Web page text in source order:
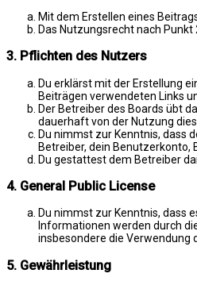
Mit dem Erstellen eines
Das Nutzungsrecht nach
3. Pflichten des Nutzers
Du erklärst mit der Erstellung
Beiträgen verwendeten Links
Der Betreiber des Boards übt
dauerhaft von der Nutzung
Du nimmst zur Kenntnis, dass
Betreiber, dein Benutzerkonto,
Du gestattest dem Betreiber
4. General Public License
Du nimmst zur Kenntnis, dass
Informationen werden durch
insbesondere die
5. Gewährleistung